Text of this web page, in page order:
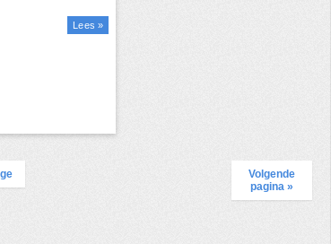
Lees »
Volgende
pagina »